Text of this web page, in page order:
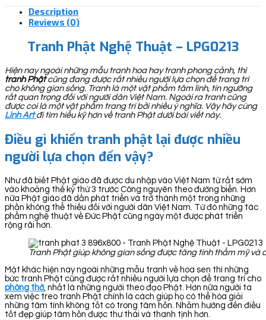
Description
Reviews (0)
Tranh Phật Nghệ Thuật – LPG0213
Hiện nay ngoài những mẫu tranh hoa hay tranh phong cảnh, thì
tranh Phậtcũng đang được rất nhiều người lựa chọn để trang trí
cho không gian sống. Tranh là một vật phẩm tâm linh, tín ngưỡng
rất quan trọng đối với người dân Việt Nam. Ngoài ra tranh cũng
được coi là một vật phẩm trang trí bởi nhiều ý nghĩa. Vậy hãy cùng
Linh Artđi tìm hiểu kỹ hơn về tranh Phật dưới bài viết này.
Điều gì khiến tranh phật lại được nhiều
người lựa chọn đến vậy?
Như đã biết Phật giáo đã được du nhập vào Việt Nam từ rất sớm
vào khoảng thế kỷ thứ 3 trước Công nguyên theo đường biển. Hơn
nữa Phật giáo đã dần phát triển và trở thành một trong những
phần không thể thiếu đối với người dân Việt Nam. Từ đó những tác
phẩm nghệ thuật về Đức Phật cũng ngày một được phát triển
rộng rãi hơn.
Tranh Phật giúp không gian sống được tăng tính thẩm mỹ và
Mặt khác hiện nay ngoài những mẫu tranh về hoa sen thì những
bức tranh Phật cũng được rất nhiều người lựa chọn để trang trí cho
phòng thờ, nhất là những người theo đạo Phật. Hơn nữa người ta
xem việc treo tranh Phật chính là cách giúp họ có thể hóa giải
những tâm tính không tốt có trong tâm hồn. Nhằm hướng đến điều
tốt đẹp giúp tâm hồn được thư thái và thanh tịnh hơn.